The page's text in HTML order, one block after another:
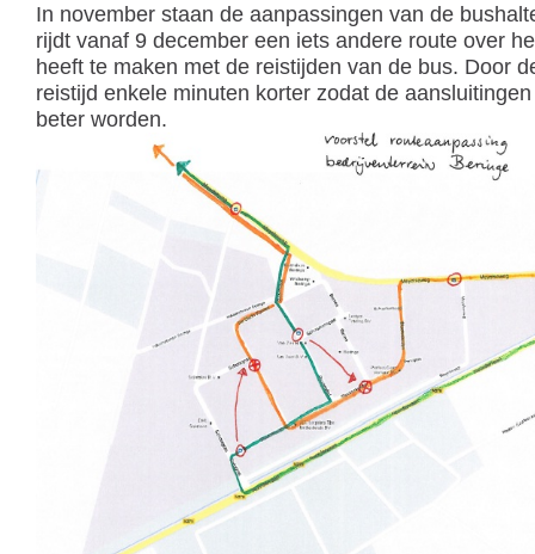
In november staan de aanpassingen van de
rijdt vanaf 9 december een iets andere route over
heeft te maken met de reistijden van de bus. Door
reistijd enkele minuten korter zodat de
beter worden.